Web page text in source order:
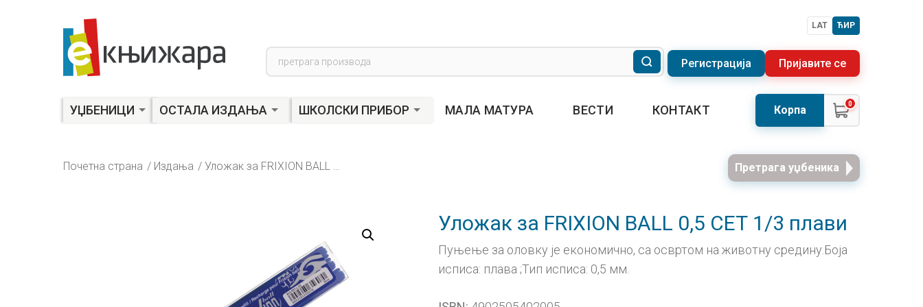
LAT ЋИР
Products
search
Регистрација Пријавите се
УЏБЕНИЦИ ОСТАЛА ИЗДАЊА ШКОЛСКИ ПРИБОР МАЛА МАТУРА ВЕСТИ КОНТАКТ Корпа 0
Почетна страна Издања Претрага уџбеника
Уложак за FRIXION BALL 0,5 СЕТ 1/3 плави
Пуњење за оловку је економично, са освртом на животну средину.Боја
исписа: плава ;Тип исписа: 0,5 мм.